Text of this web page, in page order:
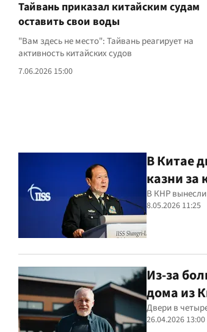
Тайвань приказал китайским судам
оставить свои воды
"Вам здесь не место": Тайвань реагирует на
активность китайских судов
7.06.2026 15:00
В Китае
казни
В КНР
8.05.2026 11:25
Из-за
дома из
Двери в
26.04.2026 13:00